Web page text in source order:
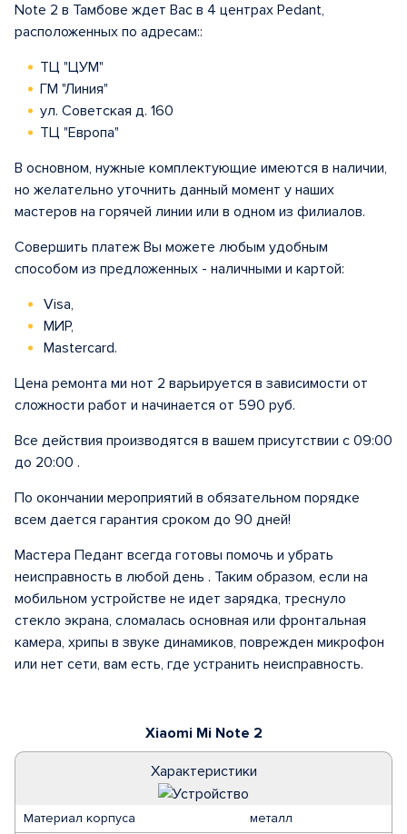
Xiaomi Mi Note 2
Характеристики
Материал корпуса металл
Note 2 в Тамбове ждет Вас в 4 центрах Pedant,
расположенных по адресам::
ТЦ "ЦУМ"
ГМ "Линия"
ул. Советская д. 160
ТЦ "Европа"
В основном, нужные комплектующие имеются в наличии,
но желательно уточнить данный момент у наших
мастеров на горячей линии или в одном из филиалов.
Совершить платеж Вы можете любым удобным
способом из предложенных - наличными и картой:
Visa,
МИР,
Mastercard.
Цена ремонта ми нот 2 варьируется в зависимости от
сложности работ и начинается от 590 руб.
Все действия производятся в вашем присутствии с 09:00
до 20:00 .
По окончании мероприятий в обязательном порядке
всем дается гарантия сроком до 90 дней!
Мастера Педант всегда готовы помочь и убрать
неисправность в любой день . Таким образом, если на
мобильном устройстве не идет зарядка, треснуло
стекло экрана, сломалась основная или фронтальная
камера, хрипы в звуке динамиков, поврежден микрофон
или нет сети, вам есть, где устранить неисправность.